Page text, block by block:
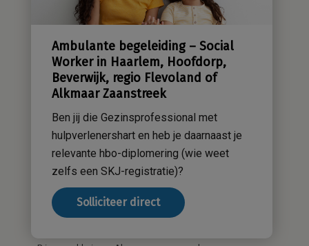
Ambulante begeleiding – Social
Worker in Haarlem, Hoofdorp,
Beverwijk, regio Flevoland of
Alkmaar Zaanstreek
Ben jij die Gezinsprofessional met
hulpverlenershart en heb je daarnaast je
relevante hbo-diplomering (wie weet
zelfs een SKJ-registratie)?
Solliciteer direct
Stichting Sensa
Contact